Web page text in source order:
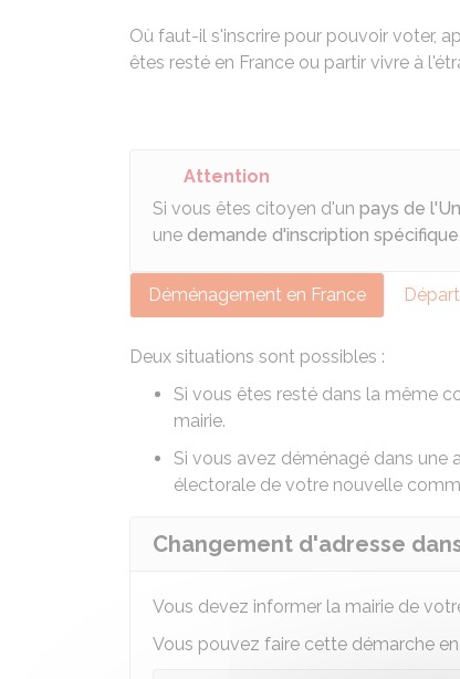
Où faut-il s'inscrire pour pouvoir voter,
êtes resté en France ou partir vivre à
Attention
Si vous êtes citoyen d'un pays de
une demande d'inscription spécifique
Déménagement en France
Deux situations sont possibles :
Si vous êtes resté dans la même
mairie.
Si vous avez déménagé dans une
électorale de votre nouvelle
Changement d'adresse
Vous devez informer la mairie de
Vous pouvez faire cette démarche